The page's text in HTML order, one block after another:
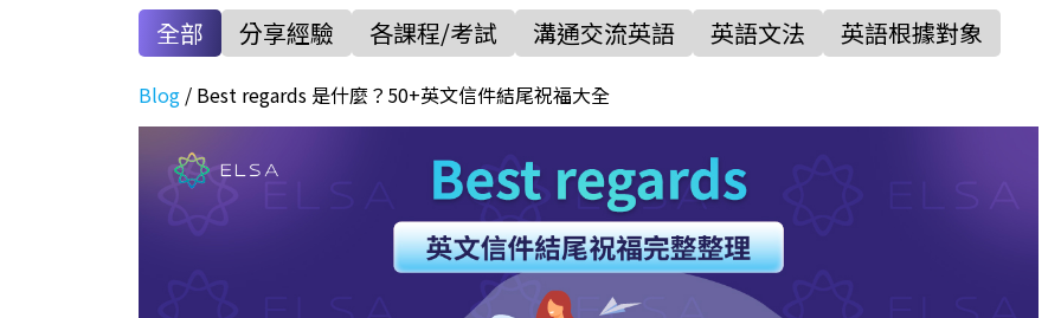
全部 分享經驗 各課程/考試 溝通交流英語 英語文法 英語根據對象
Blog / Best regards 是什麼？50+英文信件結尾祝福大全